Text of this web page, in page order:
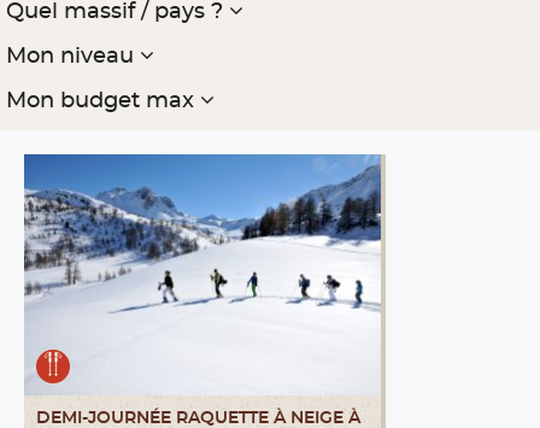
Quel massif / pays ?
Mon niveau
Mon budget max
DEMI-JOURNÉE RAQUETTE À NEIGE À